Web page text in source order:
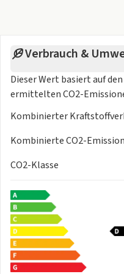
- Lenkradheizung
- Rücksitze klappbar
- Dekoreinlagen Chrom:
Exterieur
- Sportfahrwerk
- Leichtmetallfelgen 18 Zoll
- Dachreling
- Ganzjahresreifen
-
- Reifenpannenset
- Notrufsystem
-
Verbrauch &
Dieser Wert basiert auf
ermittelten CO2-
Kombinierter
Kombinierte CO2-Emission
CO2-Klasse